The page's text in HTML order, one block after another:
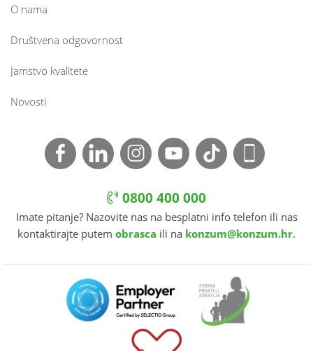
O nama
Društvena odgovornost
Jamstvo kvalitete
Novosti
0800 400 000
Imate pitanje? Nazovite nas na besplatni info telefon ili nas
kontaktirajte putem obrasca ili na konzum@konzum.hr.